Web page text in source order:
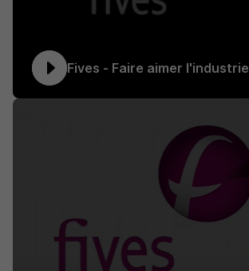
Fives - Faire aimer l'industrie